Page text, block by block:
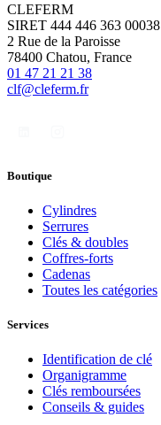
CLEFERM
SIRET 444 446 363 00038
2 Rue de la Paroisse
78400 Chatou, France
01 47 21 21 38
clf@cleferm.fr
Boutique
Cylindres
Serrures
Clés & doubles
Coffres-forts
Cadenas
Toutes les catégories
Services
Identification de clé
Organigramme
Clés remboursées
Conseils & guides